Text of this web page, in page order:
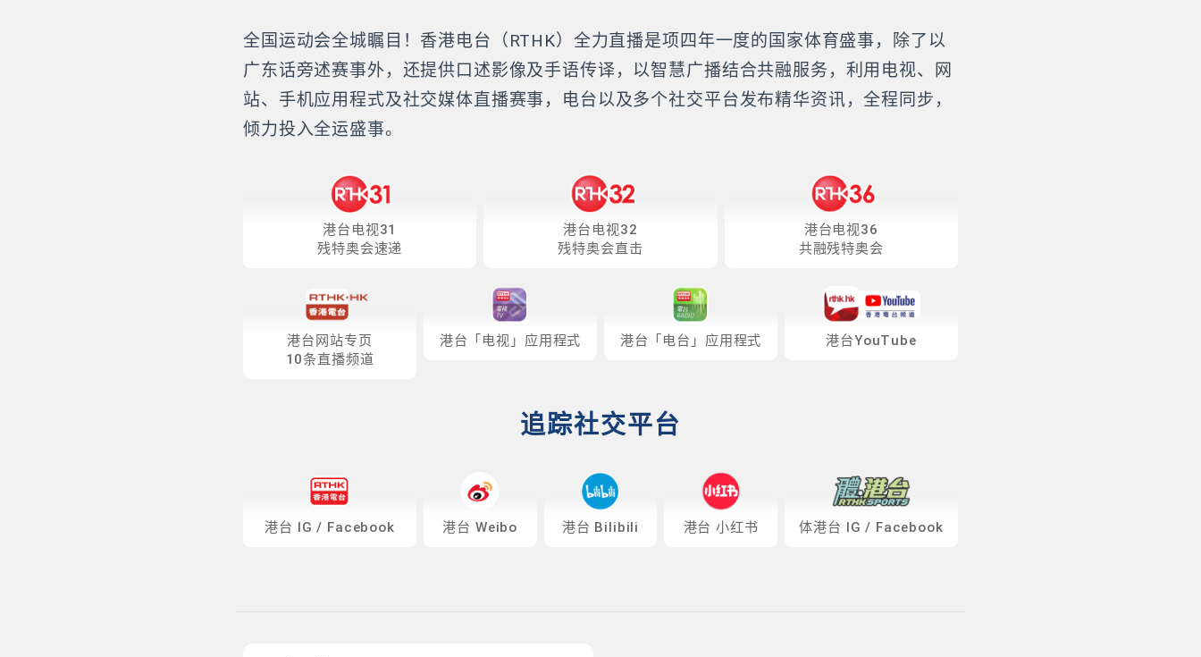
全国运动会全城瞩目！香港电台（RTHK）全力直播是项四年一度的国家体育盛事，除了以
广东话旁述赛事外，还提供口述影像及手语传译，以智慧广播结合共融服务，利用电视、网
站、手机应用程式及社交媒体直播赛事，电台以及多个社交平台发布精华资讯，全程同步，
倾力投入全运盛事。
港台电视31
残特奥会速递
港台电视32
残特奥会直击
港台电视36
共融残特奥会
港台网站专页
10条直播频道
港台「电视」应用程式 港台「电台」应用程式 港台YouTube
追踪社交平台
港台 IG / Facebook 港台 Weibo 港台 Bilibili 港台 小红书 体港台 IG / Facebook